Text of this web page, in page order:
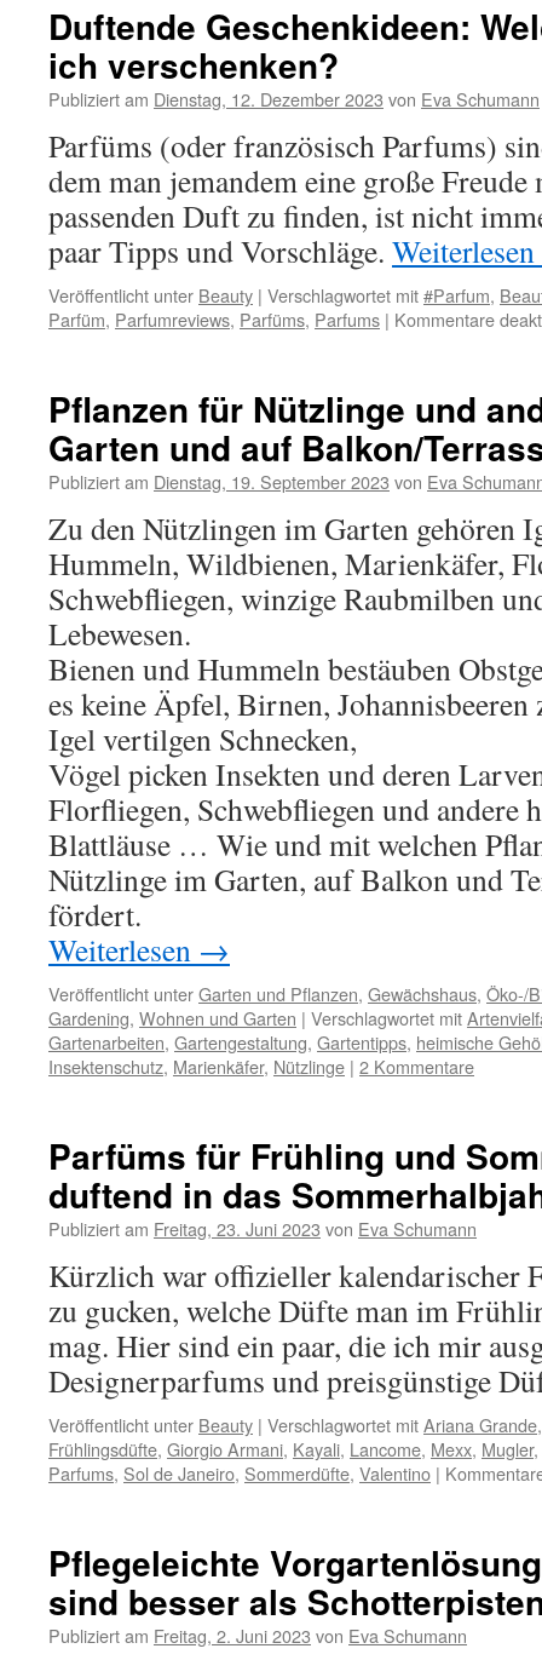
Duftende Geschenkideen:
ich verschenken?
Publiziert am Dienstag, 12. Dezember 2023 von Eva Schumann
Parfüms (oder französisch Parfums)
dem man jemandem eine große Freude
passenden Duft zu finden, ist nicht
paar Tipps und Vorschläge. Weiterlesen
Veröffentlicht unter Beauty | Verschlagwortet mit#Parfum,
Parfüm, Parfumreviews, Parfüms, Parfums | Kommentare
Pflanzen für Nützlinge und
Garten und auf Balkon/
Publiziert am Dienstag, 19. September 2023 von Eva
Zu den Nützlingen im Garten gehören
Hummeln, Wildbienen, Marienkäfer,
Schwebfliegen, winzige Raubmilben
Lebewesen.
Bienen und Hummeln bestäuben
es keine Äpfel, Birnen, Johannisbeeren
Igel vertilgen Schnecken,
Vögel picken Insekten und deren
Florfliegen, Schwebfliegen und andere
Blattläuse … Wie und mit welchen
Nützlinge im Garten, auf Balkon und
fördert.
Weiterlesen →
Veröffentlicht unterGarten und Pflanzen, Gewächshaus, Öko-/
Gardening, Wohnen und Garten | Verschlagwortet mit
Gartenarbeiten, Gartengestaltung, Gartentipps, heimische
Insektenschutz, Marienkäfer, Nützlinge | 2 Kommentare
Parfüms für Frühling und
duftend in das
Publiziert am Freitag, 23. Juni 2023 von Eva Schumann
Kürzlich war offizieller kalendarischer
zu gucken, welche Düfte man im
mag. Hier sind ein paar, die ich mir
Designerparfums und preisgünstige
Veröffentlicht unter Beauty | Verschlagwortet mitAriana Grande
Frühlingsdüfte, Giorgio Armani, Kayali, Lancome, Mexx, Mugler,
Parfums, Sol de Janeiro, Sommerdüfte, Valentino |
Pflegeleichte
sind besser als
Publiziert am Freitag, 2. Juni 2023 von Eva Schumann